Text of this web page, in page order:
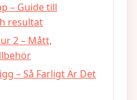
– Guide till
resultat
2 – Mått,
– Så Farligt Är Det